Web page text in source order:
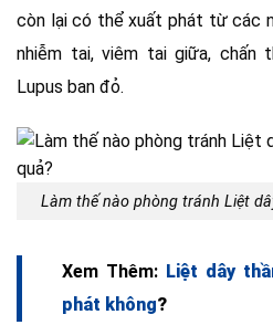
còn lại có thể xuất phát từ các
nhiễm tai, viêm tai giữa, chấn
Lupus ban đỏ.
Làm thế nào phòng tránh Liệt
Xem Thêm: Liệt dây
phát không?